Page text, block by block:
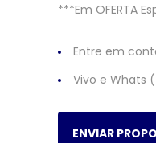
***Em OFERTA
Entre em
Vivo e Whats
ENVIAR